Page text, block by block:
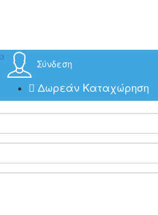
Σύνδεση
Δωρεάν Καταχώρηση